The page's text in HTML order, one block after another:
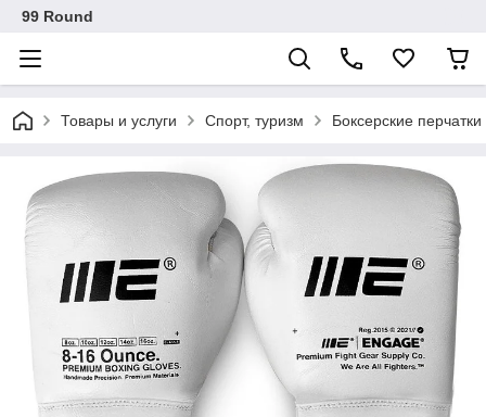
99 Round
Товары и услуги Спорт, туризм Боксерские перчатки